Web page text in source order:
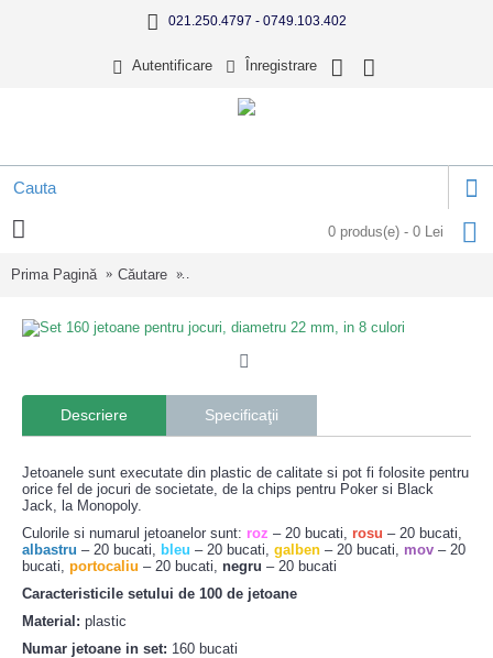
021.250.4797 - 0749.103.402
Autentificare Înregistrare
0 produs(e) - 0 Lei
Prima Pagină Căutare Set 160 jetoane pentru jocuri, diametru 22 mm,
Descriere Specificaţii
Jetoanele sunt executate din plastic de calitate si pot fi folosite pentru
orice fel de jocuri de societate, de la chips pentru Poker si Black
Jack, la Monopoly.
Culorile si numarul jetoanelor sunt: roz – 20 bucati, rosu – 20 bucati,
albastru – 20 bucati, bleu – 20 bucati, galben – 20 bucati, mov – 20
bucati, portocaliu – 20 bucati, negru – 20 bucati
Caracteristicile setului de 100 de jetoane
Material: plastic
Numar jetoane in set: 160 bucati